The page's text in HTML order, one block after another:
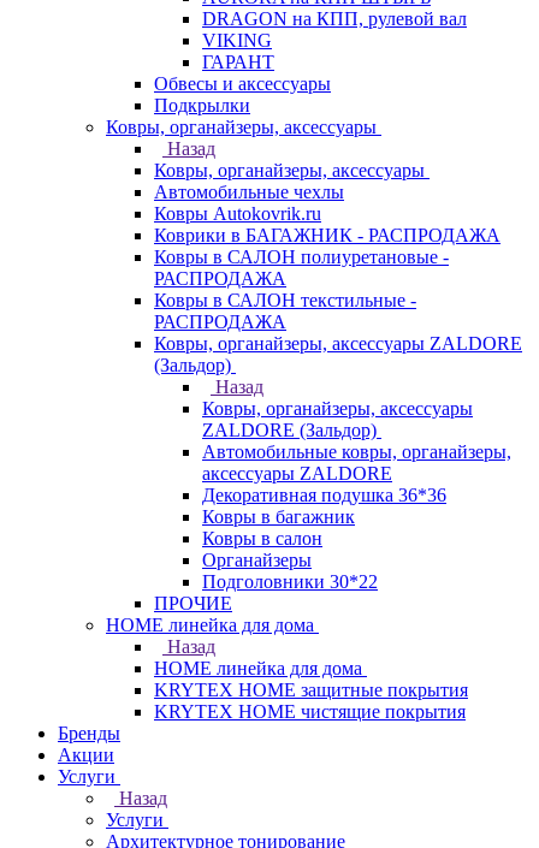
DRAGON на КПП, рулевой вал
VIKING
ГАРАНТ
Обвесы и аксессуары
Подкрылки
Ковры, органайзеры, аксессуары
Назад
Ковры, органайзеры, аксессуары
Автомобильные чехлы
Ковры Autokovrik.ru
Коврики в БАГАЖНИК - РАСПРОДАЖА
Ковры в САЛОН полиуретановые -
РАСПРОДАЖА
Ковры в САЛОН текстильные -
РАСПРОДАЖА
Ковры, органайзеры, аксессуары ZALDORE
(Зальдор)
Назад
Ковры, органайзеры, аксессуары
ZALDORE (Зальдор)
Автомобильные ковры, органайзеры,
аксессуары ZALDORE
Декоративная подушка 36*36
Ковры в багажник
Ковры в салон
Органайзеры
Подголовники 30*22
ПРОЧИЕ
HOME линейка для дома
Назад
HOME линейка для дома
KRYTEX HOME защитные покрытия
KRYTEX HOME чистящие покрытия
Бренды
Акции
Услуги
Назад
Услуги
Архитектурное тонирование